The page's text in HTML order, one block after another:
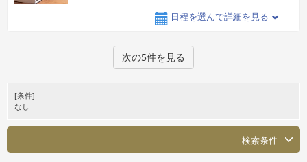
日程を選んで詳細を見る
次の5件を見る
[条件]
なし
検索条件